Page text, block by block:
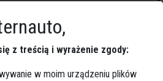
świeczek
z treścią i wyrażenie zgody:
w moim urządzeniu plików